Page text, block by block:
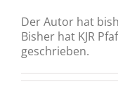
Der Autor hat
Bisher hat KJR
geschrieben.